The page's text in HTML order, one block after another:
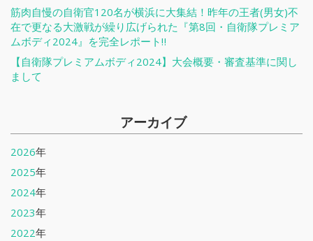
筋肉自慢の自衛官120名が横浜に大集結！昨年の王者(男女)不
在で更なる大激戦が繰り広げられた『第8回・自衛隊プレミア
ムボディ2024』を完全レポート‼
【自衛隊プレミアムボディ2024】大会概要・審査基準に関し
まして
アーカイブ
2026年
2025年
2024年
2023年
2022年